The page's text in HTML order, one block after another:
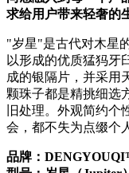
求给用户带来轻奢的
"岁星"是古代对木星
以形成的优质猛犸牙
成的银隔片，并采用
颗珠子都是精挑细选
旧处理。外观简约
会，都不失为点缀个
品牌：